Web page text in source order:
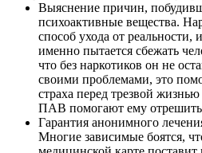
Выяснение причин,
психоактивные вещества.
способ ухода от реальности,
именно пытается сбежать
что без наркотиков он не
своими проблемами, это
страха перед трезвой
ПАВ помогают ему
Гарантия анонимного
Многие зависимые боятся,